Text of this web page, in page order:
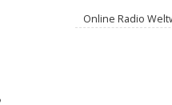
Online Radio